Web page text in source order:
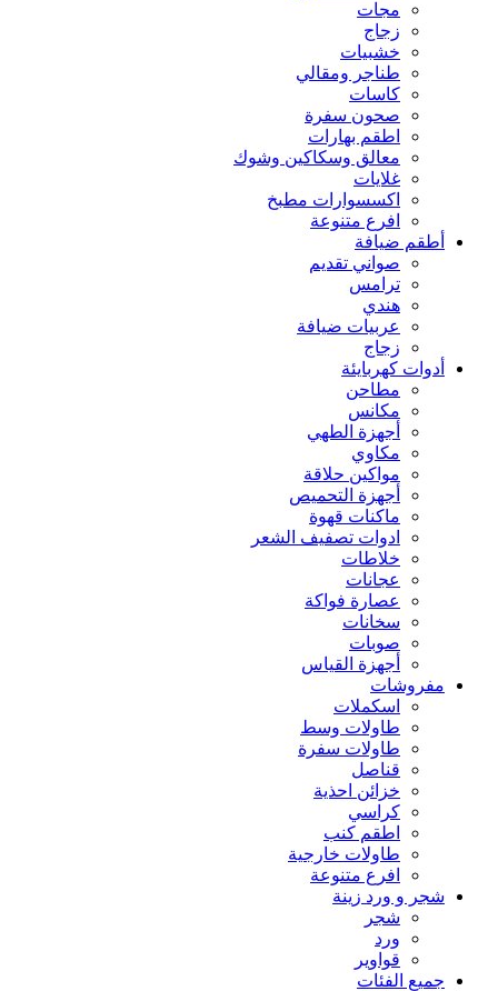
مجات
زجاج
خشبيات
طناجر ومقالي
كاسات
صحون سفرة
اطقم بهارات
معالق وسكاكين وشوك
غلايات
اكسسوارات مطبخ
افرع متنوعة
أطقم ضيافة
صواني تقديم
ترامس
هندي
عربيات ضيافة
زجاج
أدوات كهربايئة
مطاحن
مكانس
أجهزة الطهي
مكاوي
مواكين حلاقة
أجهزة التحميص
ماكنات قهوة
ادوات تصفيف الشعر
خلاطات
عجانات
عصارة فواكة
سخانات
صوبات
أجهزة القياس
مفروشات
اسكملات
طاولات وسط
طاولات سفرة
قناصل
خزائن احذية
كراسي
اطقم كنب
طاولات خارجية
افرع متنوعة
شجر و ورد زينة
شجر
ورد
قواوير
جميع الفئات